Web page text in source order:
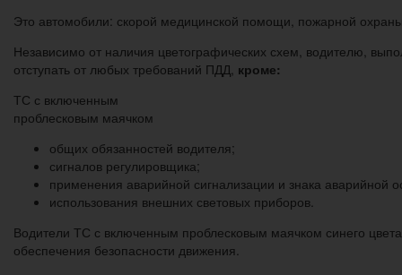
Это автомобили: скорой медицинской помощи, пожарной
Независимо от наличия цветографических схем, водителю,
отступать от любых требований ПДД, кроме:
ТС с включенным
проблесковым маячком
общих обязанностей водителя;
сигналов регулировщика;
применения аварийной сигнализации и знака аварийной
использования внешних световых приборов.
Водители ТС с включенным проблесковым маячком синего
обеспечения безопасности движения.